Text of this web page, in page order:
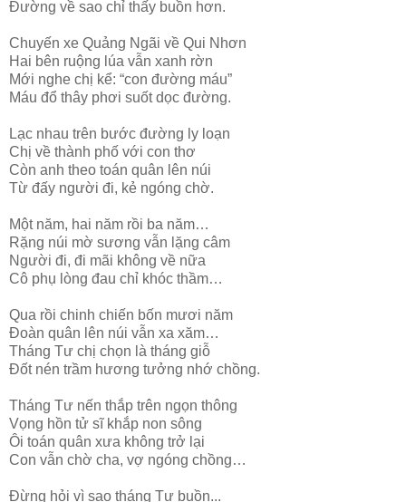
Đường về sao chỉ thấy buồn hơn.
Chuyến xe Quảng Ngãi về Qui Nhơn
Hai bên ruộng lúa vẫn xanh rờn
Mới nghe chị kể: “con đường máu”
Máu đổ thây phơi suốt dọc đường.
Lạc nhau trên bước đường ly loạn
Chị về thành phố với con thơ
Còn anh theo toán quân lên núi
Từ đấy người đi, kẻ ngóng chờ.
Một năm, hai năm rồi ba năm…
Rặng núi mờ sương vẫn lặng câm
Người đi, đi mãi không về nữa
Cô phụ lòng đau chỉ khóc thầm…
Qua rồi chinh chiến bốn mươi năm
Đoàn quân lên núi vẫn xa xăm…
Tháng Tư chị chọn là tháng giỗ
Đốt nén trầm hương tưởng nhớ chồng.
Tháng Tư nến thắp trên ngọn thông
Vọng hồn tử sĩ khắp non sông
Ôi toán quân xưa không trở lại
Con vẫn chờ cha, vợ ngóng chồng…
Đừng hỏi vì sao tháng Tư buồn...